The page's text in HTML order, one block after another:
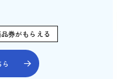
券がもらえる